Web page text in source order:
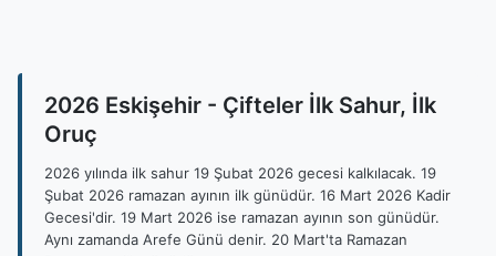
2026 Eskişehir - Çifteler İlk Sahur, İlk
Oruç
2026 yılında ilk sahur 19 Şubat 2026 gecesi kalkılacak. 19
Şubat 2026 ramazan ayının ilk günüdür. 16 Mart 2026 Kadir
Gecesi'dir. 19 Mart 2026 ise ramazan ayının son günüdür.
Aynı zamanda Arefe Günü denir. 20 Mart'ta Ramazan